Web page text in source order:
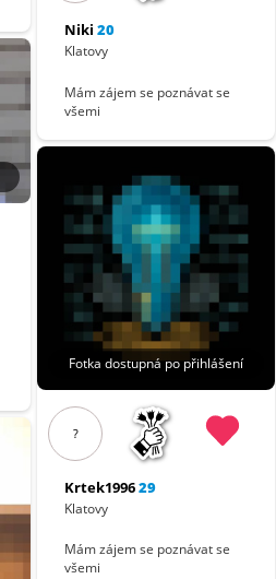
Niki 20
Klatovy
Mám zájem se poznávat se
všemi
Fotka dostupná po přihlášení
?
Krtek199629
Klatovy
Mám zájem se poznávat se
všemi